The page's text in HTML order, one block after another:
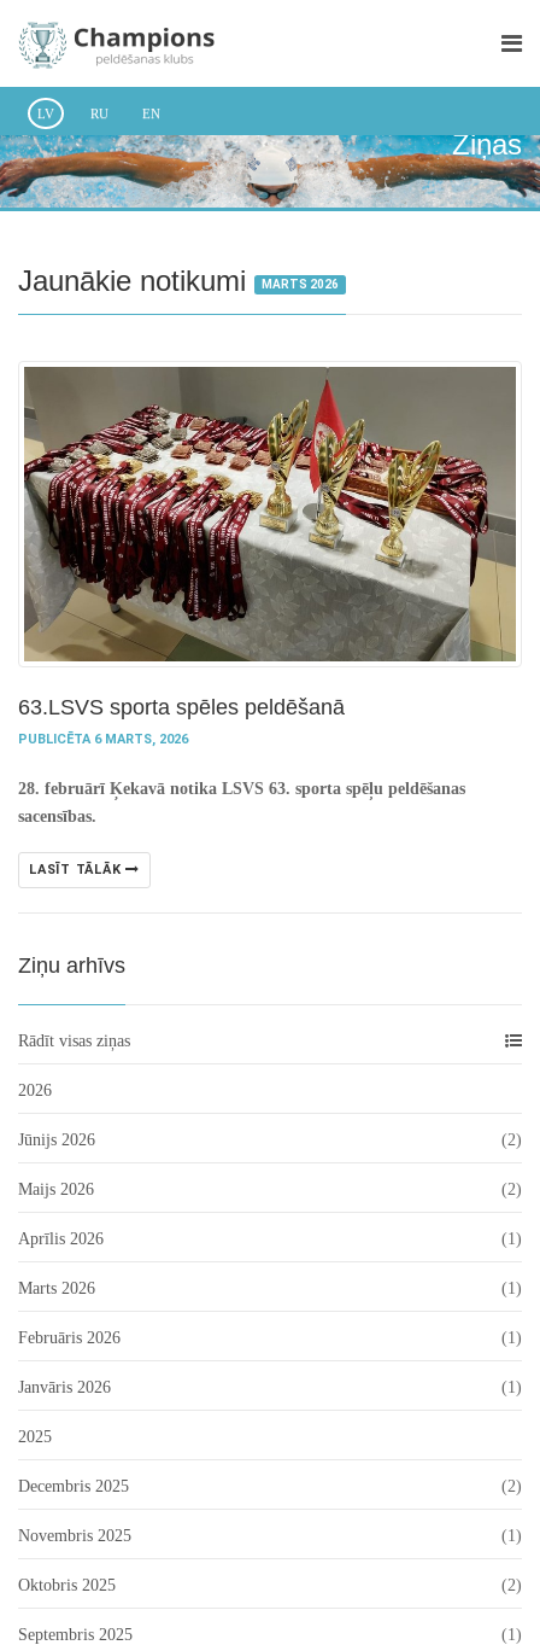
LV RU EN
Ziņas
Jaunākie notikumi MARTS 2026
63.LSVS sporta spēles peldēšanā
PUBLICĒTA 6 MARTS, 2026
28. februārī Ķekavā notika LSVS 63. sporta spēļu peldēšanas
sacensības.
LASĪT TĀLĀK
Ziņu arhīvs
Rādīt visas ziņas
2026
Jūnijs 2026 (2)
Maijs 2026 (2)
Aprīlis 2026 (1)
Marts 2026 (1)
Februāris 2026 (1)
Janvāris 2026 (1)
2025
Decembris 2025 (2)
Novembris 2025 (1)
Oktobris 2025 (2)
Septembris 2025 (1)